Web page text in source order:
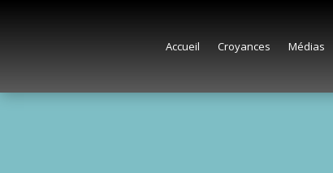
Accueil Croyances Médias